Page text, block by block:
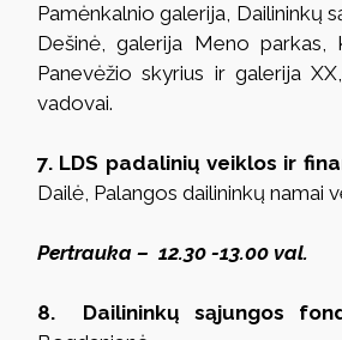
Pamėnkalnio galerija, Dailininkų
Dešinė, galerija Meno parkas,
Panevėžio skyrius ir galerija
vadovai.
7. LDS padalinių veiklos ir
Dailė, Palangos dailininkų namai
Pertrauka –  12.30 -13.00 val.
8.  Dailininkų sąjungos